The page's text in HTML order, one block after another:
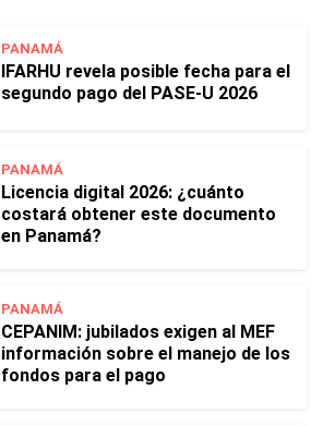
PANAMÁ
IFARHU revela posible fecha para el
segundo pago del PASE-U 2026
PANAMÁ
Licencia digital 2026: ¿cuánto
costará obtener este documento
en Panamá?
PANAMÁ
CEPANIM: jubilados exigen al MEF
información sobre el manejo de los
fondos para el pago